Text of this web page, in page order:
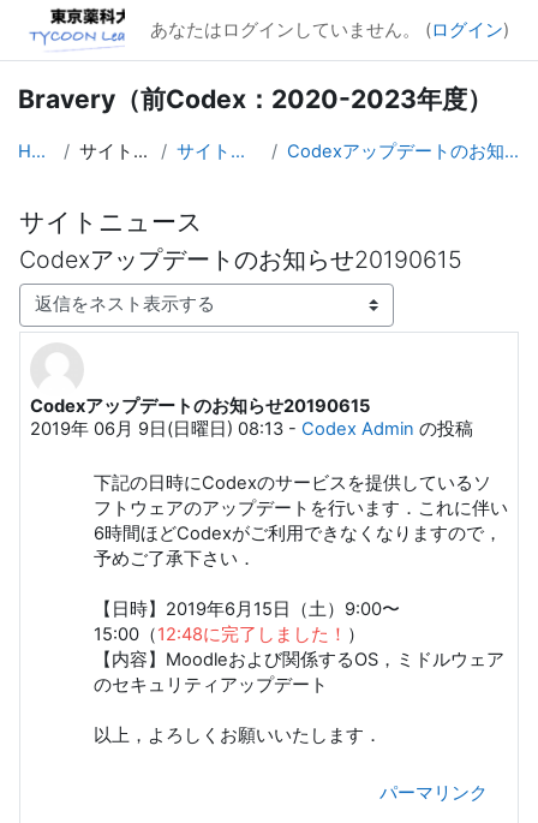
メインコンテンツへスキップする
あなたはログインしていません。 (ログイン)
Bravery（前Codex：2020-2023年度）
Home サイトページ サイトニュース Codexアップデートのお知らせ20190615
サイトニュース
Codexアップデートのお知らせ20190615
表示モード
Codexアップデートのお知らせ20190615
2019年 06月 9日(日曜日) 08:13 - Codex Admin の投稿
返信数: 0
下記の日時にCodexのサービスを提供しているソ
フトウェアのアップデートを行います．これに伴い
6時間ほどCodexがご利用できなくなりますので，
予めご了承下さい．
【日時】2019年6月15日（土）9:00〜
15:00（12:48に完了しました！ ）
【内容】Moodleおよび関係するOS，ミドルウェア
のセキュリティアップデート
以上，よろしくお願いいたします．
パーマリンク